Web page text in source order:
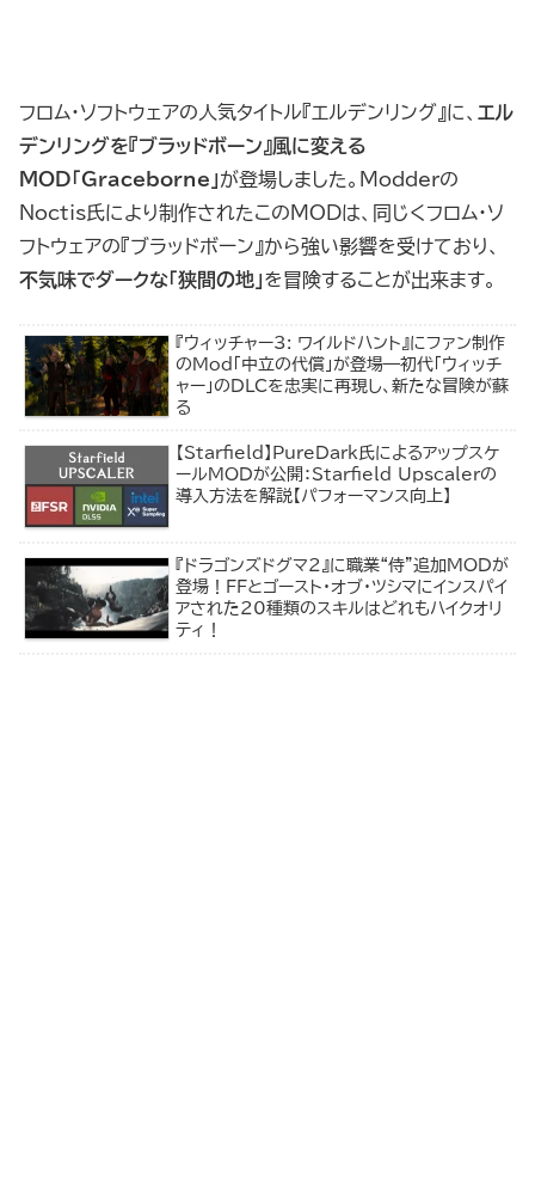
フロム・ソフトウェアの人気タイトル『エルデンリング』に、 エル
デンリングを『ブラッドボーン』風に変える
MOD「Graceborne」が登場しました。Modderの
Noctis氏により制作されたこのMODは、同じくフロム・ソ
フトウェアの『ブラッドボーン』から強い影響を受けており、
不気味でダークな「狭間の地」を冒険することが出来ます。
『ウィッチャー3: ワイルドハント』にファン制作
のMod「中立の代償」が登場―初代「ウィッチ
ャー」のDLCを忠実に再現し、新たな冒険が蘇
る
【Starfield】PureDark氏によるアップスケ
ールMODが公開：Starfield Upscalerの
導入方法を解説【パフォーマンス向上】
『ドラゴンズドグマ2』に職業“侍”追加MODが
登場！FFとゴースト・オブ・ツシマにインスパイ
アされた20種類のスキルはどれもハイクオリ
ティ！